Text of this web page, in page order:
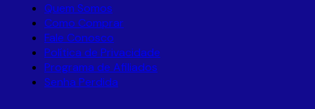
Quem Somos
Como Comprar
Fale Conosco
Política de Privacidade
Programa de Afiliados
Senha Perdida